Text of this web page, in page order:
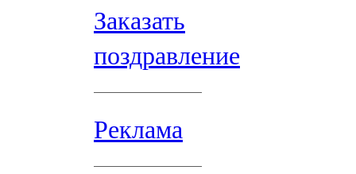
Заказать
поздравление
Реклама